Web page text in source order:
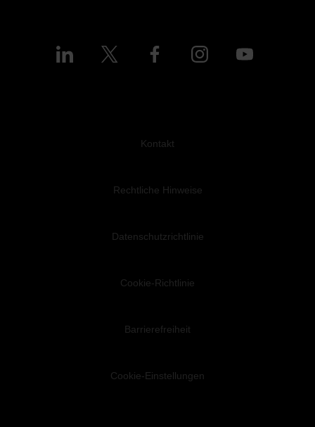
Kontakt
Rechtliche Hinweise
Datenschutzrichtlinie
Cookie-Richtlinie
Barrierefreiheit
Cookie-Einstellungen